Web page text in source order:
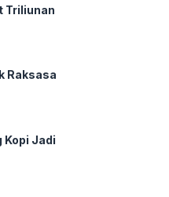
Triliunan
Raksasa
Kopi Jadi